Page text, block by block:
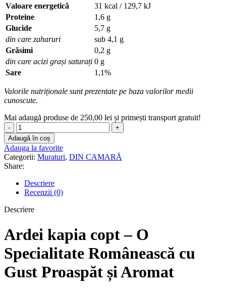
Valoare energetică
31 kcal / 129,7 kJ
Proteine
1,6 g
Glucide
5,7 g
din care zaharuri
sub 4,1 g
Grăsimi
0,2 g
din care acizi grași saturați 0 g
Sare
1,1%
Valorile nutriționale sunt prezentate pe baza valorilor medii
cunoscute.
Mai adaugă produse de 250,00 lei și primești transport gratuit!
Cantitate
Ardei
kapia
copt
220g
Adaugă în coș
Adauga la favorite
Categorii: Muraturi, DIN CAMARĂ
Share:
Descriere
Recenzii (0)
Descriere
Ardei kapia copt – O
Specialitate Românească cu
Gust Proaspăt și Aromat